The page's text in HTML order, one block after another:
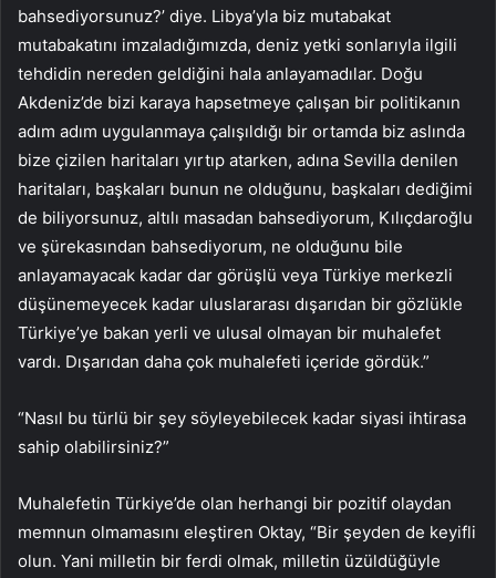
bahsediyorsunuz?’ diye. Libya’yla biz mutabakat
mutabakatını imzaladığımızda, deniz yetki sonlarıyla ilgili
tehdidin nereden geldiğini hala anlayamadılar. Doğu
Akdeniz’de bizi karaya hapsetmeye çalışan bir politikanın
adım adım uygulanmaya çalışıldığı bir ortamda biz aslında
bize çizilen haritaları yırtıp atarken, adına Sevilla denilen
haritaları, başkaları bunun ne olduğunu, başkaları dediğimi
de biliyorsunuz, altılı masadan bahsediyorum, Kılıçdaroğlu
ve şürekasından bahsediyorum, ne olduğunu bile
anlayamayacak kadar dar görüşlü veya Türkiye merkezli
düşünemeyecek kadar uluslararası dışarıdan bir gözlükle
Türkiye’ye bakan yerli ve ulusal olmayan bir muhalefet
vardı. Dışarıdan daha çok muhalefeti içeride gördük.”
“Nasıl bu türlü bir şey söyleyebilecek kadar siyasi ihtirasa
sahip olabilirsiniz?”
Muhalefetin Türkiye’de olan herhangi bir pozitif olaydan
memnun olmamasını eleştiren Oktay, “Bir şeyden de keyifli
olun. Yani milletin bir ferdi olmak, milletin üzüldüğüyle